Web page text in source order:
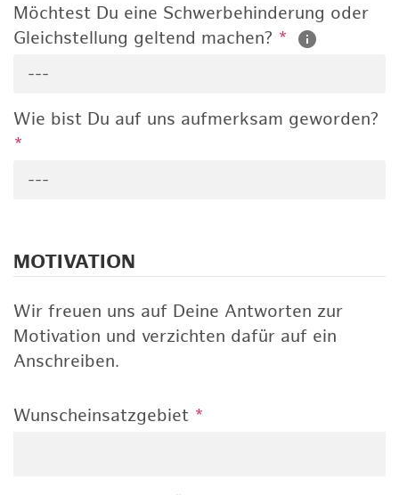
Möchtest Du eine Schwerbehinderung oder
Gleichstellung geltend machen? *
---
Wie bist Du auf uns aufmerksam geworden?
*
---
MOTIVATION
Wir freuen uns auf Deine Antworten zur
Motivation und verzichten dafür auf ein
Anschreiben.
Wunscheinsatzgebiet *